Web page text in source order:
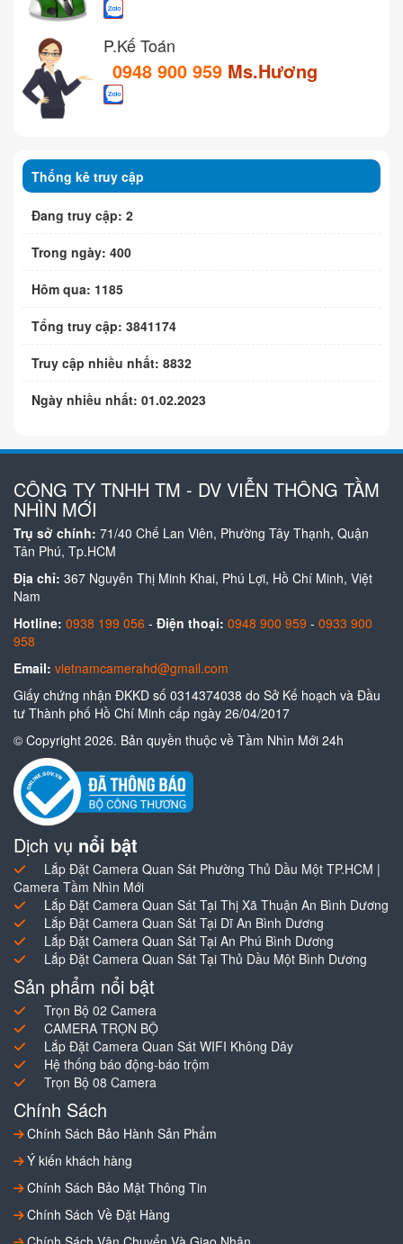
P.Kế Toán
0948 900 959 Ms.Hương
Thống kê truy cập
Đang truy cập: 2
Trong ngày: 400
Hôm qua: 1185
Tổng truy cập: 3841174
Truy cập nhiều nhất: 8832
Ngày nhiều nhất: 01.02.2023
CÔNG TY TNHH TM - DV VIỄN THÔNG TẦM
NHÌN MỚI
Trụ sở chính: 71/40 Chế Lan Viên, Phường Tây Thạnh, Quận
Tân Phú, Tp.HCM
Địa chỉ: 367 Nguyễn Thị Minh Khai, Phú Lợi, Hồ Chí Minh, Việt
Nam
Hotline: 0938 199 056 - Điện thoại: 0948 900 959 - 0933 900
958
Email: vietnamcamerahd@gmail.com
Giấy chứng nhận ĐKKD số 0314374038 do Sở Kế hoạch và Đầu
tư Thành phố Hồ Chí Minh cấp ngày 26/04/2017
© Copyright 2026. Bản quyền thuộc về Tầm Nhìn Mới 24h
Dịch vụ nổi bật
Lắp Đặt Camera Quan Sát Phường Thủ Dầu Một TP.HCM |
Camera Tầm Nhìn Mới
Lắp Đặt Camera Quan Sát Tại Thị Xã Thuận An Bình Dương
Lắp Đặt Camera Quan Sát Tại Dĩ An Bình Dương
Lắp Đặt Camera Quan Sát Tại An Phú Bình Dương
Lắp Đặt Camera Quan Sát Tại Thủ Dầu Một Bình Dương
Sản phẩm nổi bật
Trọn Bộ 02 Camera
CAMERA TRỌN BỘ
Lắp Đặt Camera Quan Sát WIFI Không Dây
Hệ thống báo động-báo trộm
Trọn Bộ 08 Camera
Chính Sách
Chính Sách Bảo Hành Sản Phẩm
Ý kiến khách hàng
Chính Sách Bảo Mật Thông Tin
Chính Sách Về Đặt Hàng